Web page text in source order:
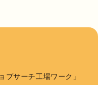
ブサーチ工場ワーク」